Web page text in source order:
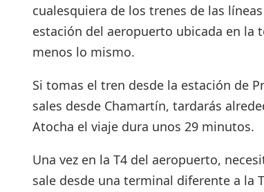
cualesquiera de los trenes de las
estación del aeropuerto ubicada en la
menos lo mismo.
Si tomas el tren desde la estación de
sales desde Chamartín, tardarás
Atocha el viaje dura unos 29 minutos.
Una vez en la T4 del aeropuerto,
sale desde una terminal diferente a la